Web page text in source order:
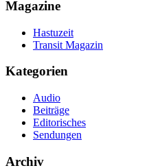
Magazine
Hastuzeit
Transit Magazin
Kategorien
Audio
Beiträge
Editorisches
Sendungen
Archiv